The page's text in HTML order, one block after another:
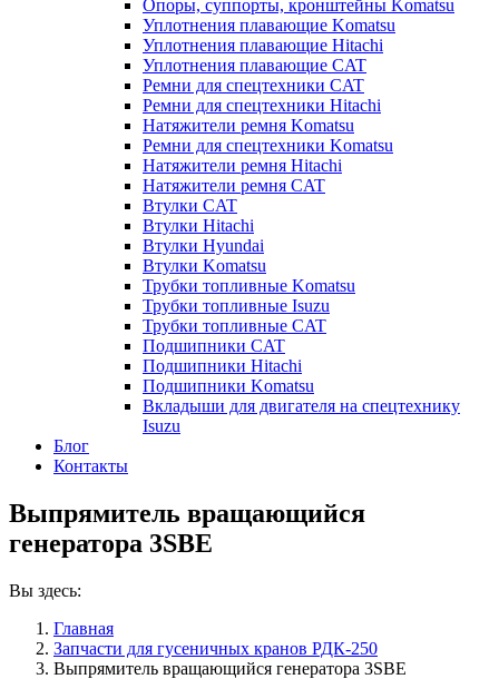
Опоры, суппорты, кронштейны Komatsu
Уплотнения плавающие Komatsu
Уплотнения плавающие Hitachi
Уплотнения плавающие CAT
Ремни для спецтехники CAT
Ремни для спецтехники Hitachi
Натяжители ремня Komatsu
Ремни для спецтехники Komatsu
Натяжители ремня Hitachi
Натяжители ремня CAT
Втулки CAT
Втулки Hitachi
Втулки Hyundai
Втулки Komatsu
Трубки топливные Komatsu
Трубки топливные Isuzu
Трубки топливные CAT
Подшипники CAT
Подшипники Hitachi
Подшипники Komatsu
Вкладыши для двигателя на спецтехнику
Isuzu
Блог
Контакты
Выпрямитель вращающийся
генератора 3SBE
Вы здесь:
Главная
Запчасти для гусеничных кранов РДК-250
Выпрямитель вращающийся генератора 3SBE